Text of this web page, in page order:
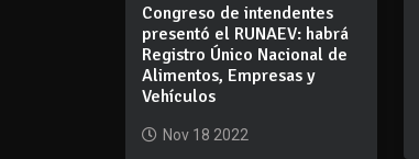
Congreso de intendentes
presentó el RUNAEV: habrá
Registro Único Nacional de
Alimentos, Empresas y
Vehículos
Nov 18 2022